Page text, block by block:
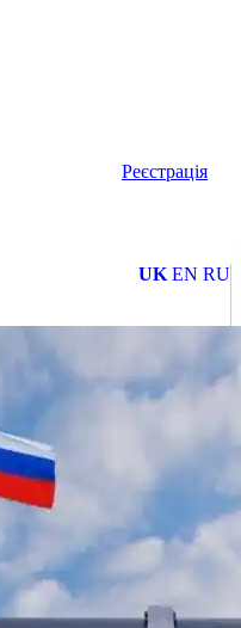
Реєстрація
UK EN RU